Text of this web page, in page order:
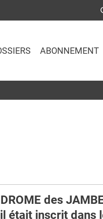
ABONNEMENT
des
était inscrit dans